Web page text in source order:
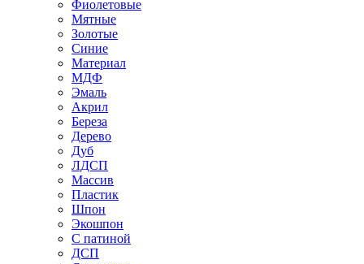
Фиолетовые
Мятные
Золотые
Синие
Материал
МДФ
Эмаль
Акрил
Береза
Дерево
Дуб
ЛДСП
Массив
Пластик
Шпон
Экошпон
С патиной
ДСП